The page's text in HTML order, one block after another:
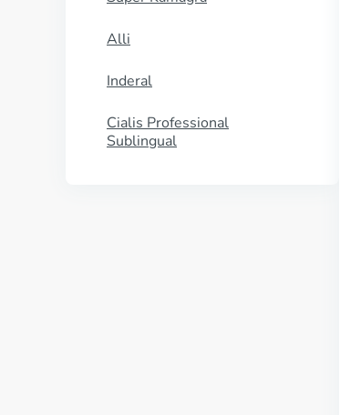
Alli
Inderal
Cialis Professional
Sublingual